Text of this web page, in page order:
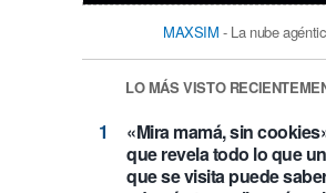
MAXSIM - La nube
LO MÁS VISTO
«Mira mamá, sin
que revela todo lo que
que se visita puede